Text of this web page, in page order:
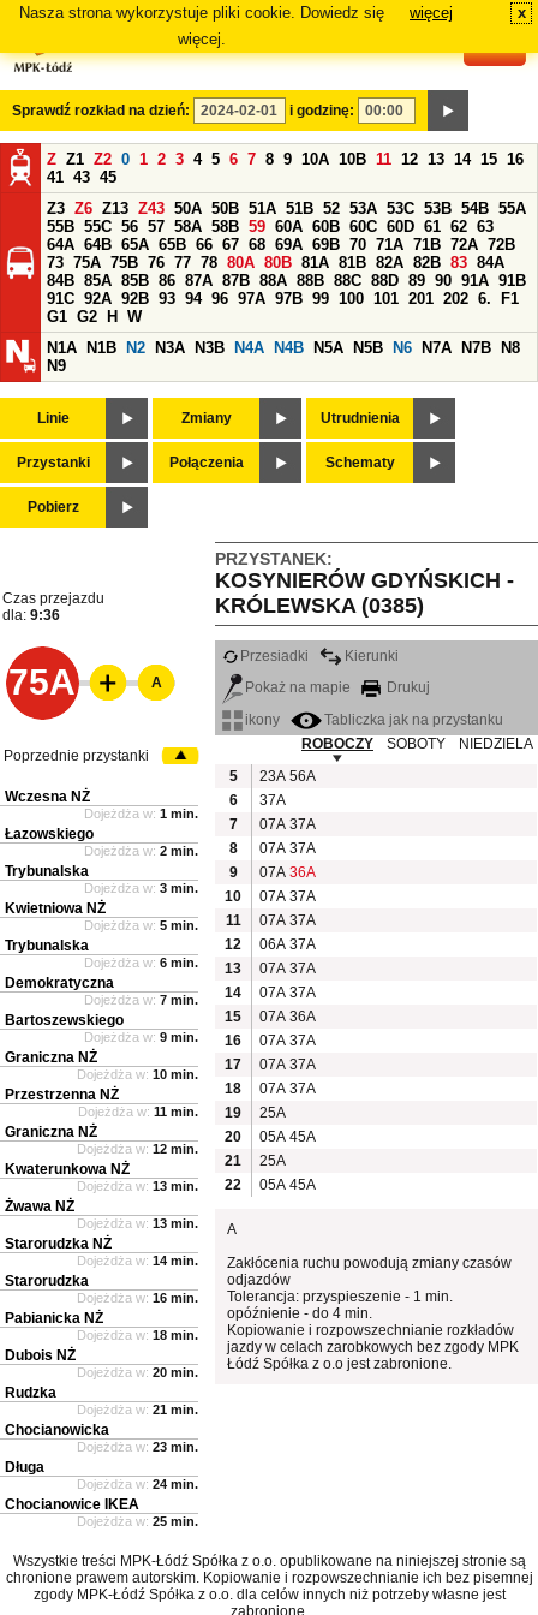
Nasza strona wykorzystuje pliki cookie. Dowiedz się
więcej.
więcej x
Sprawdź rozkład na dzień: i godzinę:
Z Z1 Z2 0 1 2 3 4 5 6 7 8 9 10A 10B 11 12 13 14 15 16
41 43 45
Z3 Z6 Z13 Z43 50A 50B 51A 51B 52 53A 53C 53B 54B 55A
55B 55C 56 57 58A 58B 59 60A 60B 60C 60D 61 62 63
64A 64B 65A 65B 66 67 68 69A 69B 70 71A 71B 72A 72B
73 75A 75B 76 77 78 80A 80B 81A 81B 82A 82B 83 84A
84B 85A 85B 86 87A 87B 88A 88B 88C 88D 89 90 91A 91B
91C 92A 92B 93 94 96 97A 97B 99 100 101 201 202 6.
F1
G1 G2 H
W
N1A
N1B N2 N3A N3B N4A N4B N5A N5B N6 N7A N7B
N8
N9
Linie Zmiany Utrudnienia
Przystanki Połączenia Schematy
Pobierz
PRZYSTANEK:
KOSYNIERÓW GDYŃSKICH -
KRÓLEWSKA (0385)
Czas przejazdu
dla: 9:36
75A
Przesiadki
Kierunki
Pokaż na mapie
Drukuj
ikony
Tabliczka jak na przystanku
ROBOCZY
SOBOTY
NIEDZIELA
5
23A 56A
6
37A
7
07A 37A
8
07A 37A
9
07A 36A
10
07A 37A
11
07A 37A
12
06A 37A
13
07A 37A
14
07A 37A
15
07A 36A
16
07A 37A
17
07A 37A
18
07A 37A
19
25A
20
05A 45A
21
25A
22
05A 45A
A
Zakłócenia ruchu powodują zmiany czasów
odjazdów
Tolerancja: przyspieszenie - 1 min.
opóźnienie - do 4 min.
Kopiowanie i rozpowszechnianie rozkładów
jazdy w celach zarobkowych bez zgody MPK
Łódź Spółka z o.o jest zabronione.
A
Poprzednie przystanki
Wczesna NŻ
Dojeżdża w: 1 min.
Łazowskiego
Dojeżdża w: 2 min.
Trybunalska
Dojeżdża w: 3 min.
Kwietniowa NŻ
Dojeżdża w: 5 min.
Trybunalska
Dojeżdża w: 6 min.
Demokratyczna
Dojeżdża w: 7 min.
Bartoszewskiego
Dojeżdża w: 9 min.
Graniczna NŻ
Dojeżdża w: 10 min.
Przestrzenna NŻ
Dojeżdża w: 11 min.
Graniczna NŻ
Dojeżdża w: 12 min.
Kwaterunkowa NŻ
Dojeżdża w: 13 min.
Żwawa NŻ
Dojeżdża w: 13 min.
Starorudzka NŻ
Dojeżdża w: 14 min.
Starorudzka
Dojeżdża w: 16 min.
Pabianicka NŻ
Dojeżdża w: 18 min.
Dubois NŻ
Dojeżdża w: 20 min.
Rudzka
Dojeżdża w: 21 min.
Chocianowicka
Dojeżdża w: 23 min.
Długa
Dojeżdża w: 24 min.
Chocianowice IKEA
Dojeżdża w: 25 min.
Wszystkie treści MPK-Łódź Spółka z o.o. opublikowane na niniejszej stronie są
chronione prawem autorskim. Kopiowanie i rozpowszechnianie ich bez pisemnej
zgody MPK-Łódź Spółka z o.o. dla celów innych niż potrzeby własne jest
zabronione.